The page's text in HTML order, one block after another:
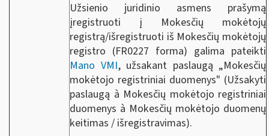
Užsienio juridinio asmens prašymą
įregistruoti į Mokesčių mokėtojų
registrą/išregistruoti iš Mokesčių mokėtojų
registro (FR0227 forma) galima pateikti
Mano VMI, užsakant paslaugą „Mokesčių
mokėtojo registriniai duomenys" (Užsakyti
paslaugą à Mokesčių mokėtojo registriniai
duomenys à Mokesčių mokėtojo duomenų
keitimas / išregistravimas).